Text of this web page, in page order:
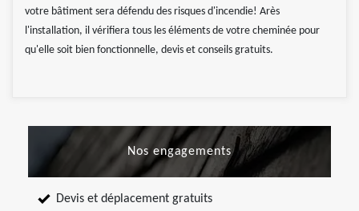
votre bâtiment sera défendu des risques d'incendie! Arès
l'installation, il vérifiera tous les éléments de votre cheminée pour
qu'elle soit bien fonctionnelle, devis et conseils gratuits.
Nos engagements
Devis et déplacement gratuits